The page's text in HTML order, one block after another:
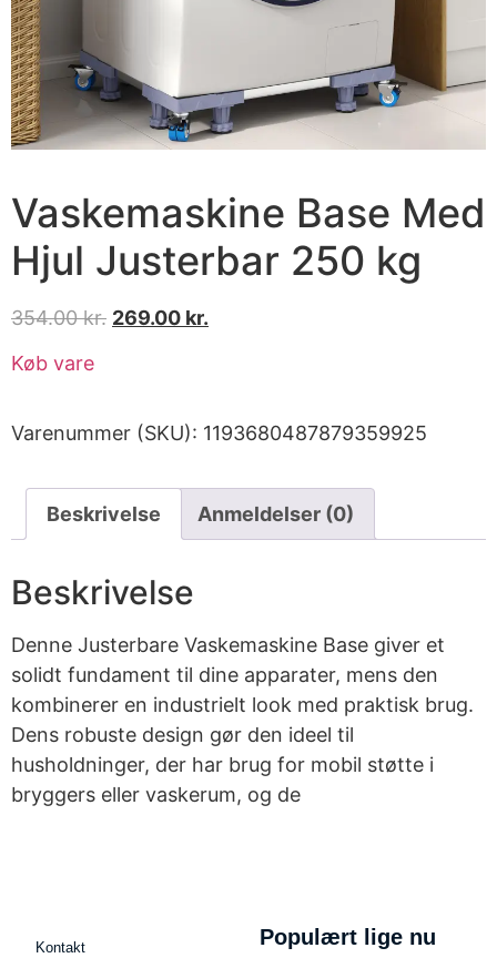
Vaskemaskine Base Med
Hjul Justerbar 250 kg
354.00kr. 269.00 kr.
Køb vare
Varenummer (SKU): 1193680487879359925
Beskrivelse Anmeldelser (0)
Beskrivelse
Denne Justerbare Vaskemaskine Base giver et
solidt fundament til dine apparater, mens den
kombinerer en industrielt look med praktisk brug.
Dens robuste design gør den ideel til
husholdninger, der har brug for mobil støtte i
bryggers eller vaskerum, og de
Kontakt Populært lige nu